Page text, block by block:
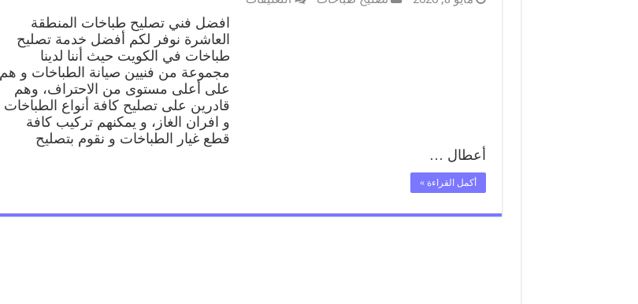
طباخات
المنطقة
العاشرة
62224041
رقم
فني
صيانة
طباخات
المنطقة
افضل فني تصليح طباخات المنطقة
العاشرة نوفر لكم أفضل خدمة تصليح
طباخات في الكويت حيث أننا لدينا
مجموعة من فنيين صيانة الطباخات و هم
على أعلى مستوى من الاحتراف، وهم
قادرين على تصليح كافة أنواع الطباخات
و افران الغاز، و يمكنهم تركيب كافة
قطع غيار الطباخات و نقوم بتصليح
أعطال …
أكمل القراءة »